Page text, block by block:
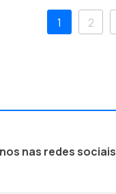
1 2
nas redes sociais